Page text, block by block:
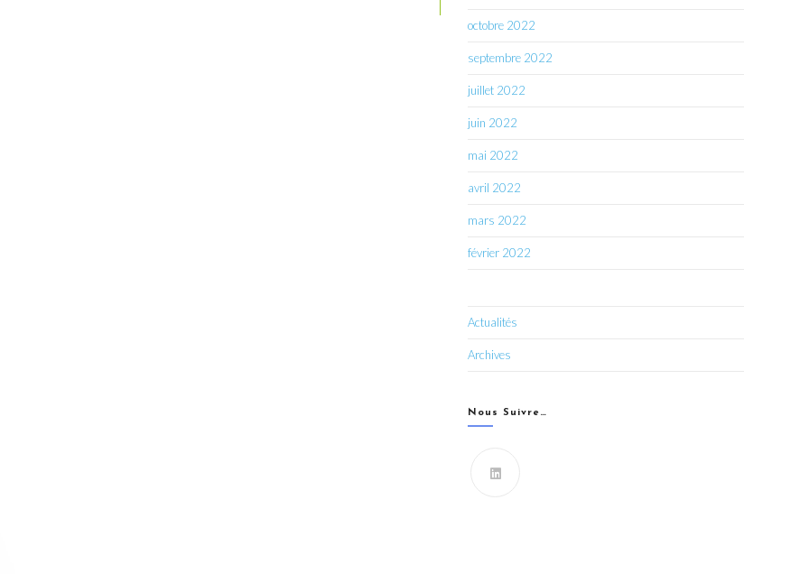
octobre 2022
septembre 2022
juillet 2022
juin 2022
mai 2022
avril 2022
mars 2022
février 2022
Actualités
Archives
Nous Suivre…